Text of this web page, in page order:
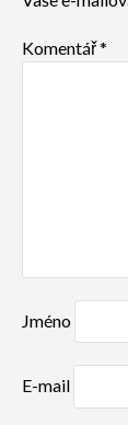
Komentář*
Jméno
E-mail